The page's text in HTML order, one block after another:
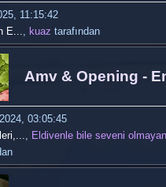
11:15:42
E..., kuaz tarafından
Amv & Opening -
03:05:45
, Eldivenle bile seveni